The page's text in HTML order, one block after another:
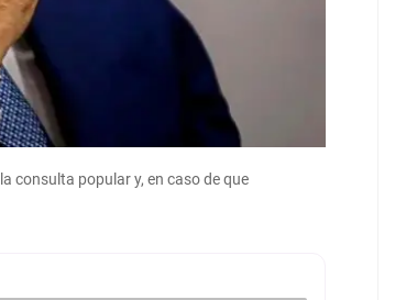
consulta popular y, en caso de que